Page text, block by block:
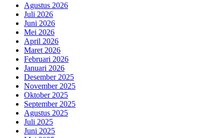
Agustus 2026
Juli 2026
Juni 2026
Mei 2026
April 2026
Maret 2026
Februari 2026
Januari 2026
Desember 2025
November 2025
Oktober 2025
September 2025
Agustus 2025
Juli 2025
Juni 2025